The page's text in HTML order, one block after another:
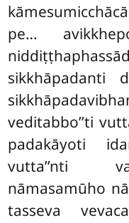
pe…
sikkhāpadanti
veditabbo’’ti
padakāyoti
vutta’’nti
nāmasamūho
tasseva